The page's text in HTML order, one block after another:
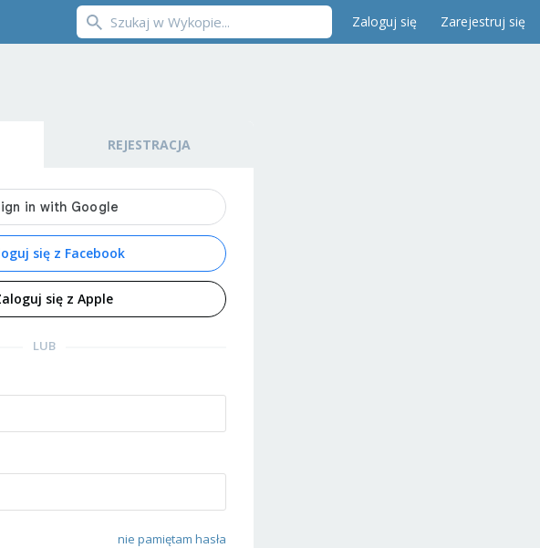
Zaloguj się Zarejestruj się
REJESTRACJA
się z Facebook
się z Apple
LUB
nie pamiętam hasła